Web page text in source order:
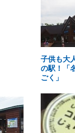
子供も大
の駅！「
ごく」